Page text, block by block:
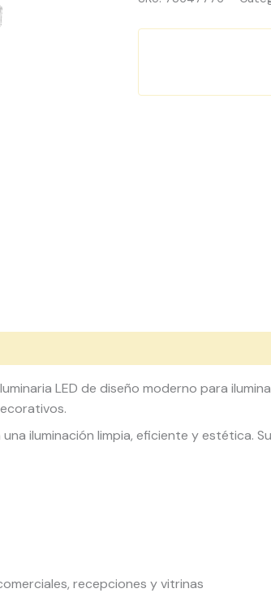
LED de diseño moderno para
iluminación limpia, eficiente y estética.
recepciones y vitrinas